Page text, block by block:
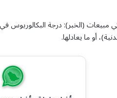
(الخبر): درجة البكالوريوس
أو ما يعادلها.